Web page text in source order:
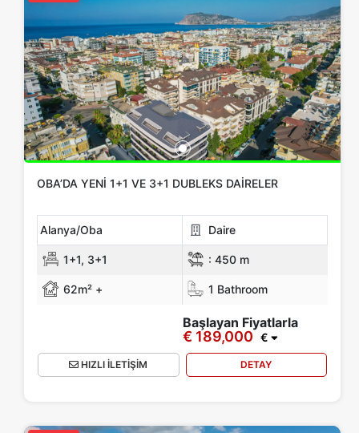
OBA’DA YENI 1+1 VE 3+1 DUBLEKS DAIRELER
Alanya/Oba Daire
1+1, 3+1 : 450 m
62m² + 1 Bathroom
Başlayan Fiyatlarla
€ 189,000 €
HIZLI İLETİŞİM DETAY